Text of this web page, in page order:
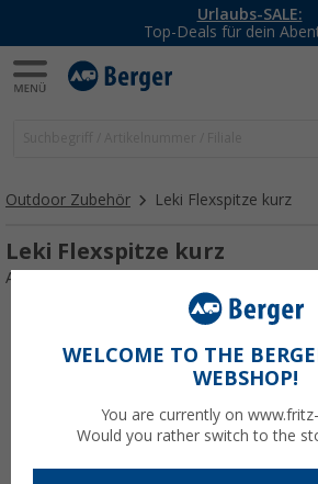
Urlaubs-SALE:
Top-Deals für dein
Outdoor Zubehör Leki Flexspitze kurz
Leki Flexspitze kurz
Art.-Nr.: 490450
WELCOME TO THE
WEBSHOP!
You are currently on
Would you rather switch to the